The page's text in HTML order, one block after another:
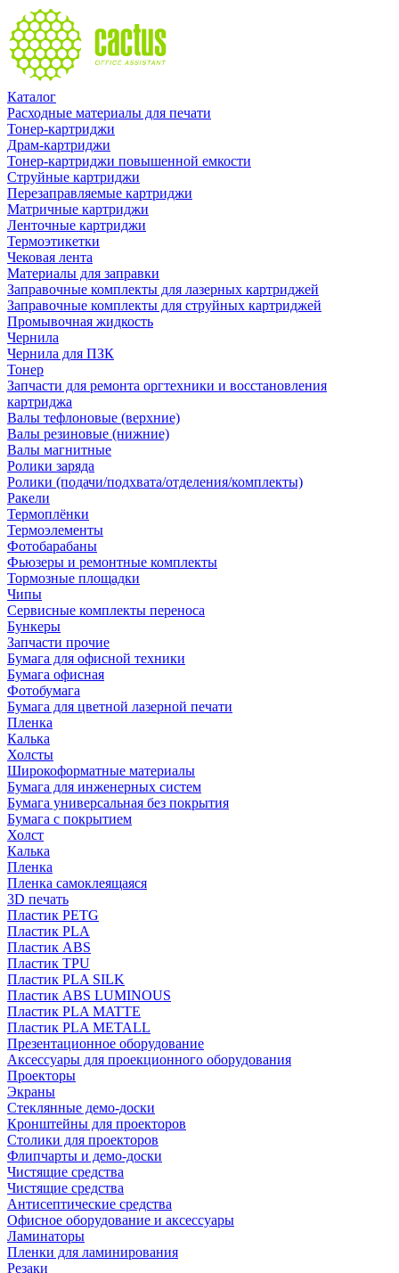
Каталог
Расходные материалы для печати
Тонер-картриджи
Драм-картриджи
Тонер-картриджи повышенной емкости
Струйные картриджи
Перезаправляемые картриджи
Матричные картриджи
Ленточные картриджи
Термоэтикетки
Чековая лента
Материалы для заправки
Заправочные комплекты для лазерных картриджей
Заправочные комплекты для струйных картриджей
Промывочная жидкость
Чернила
Чернила для ПЗК
Тонер
Запчасти для ремонта оргтехники и восстановления
картриджа
Валы тефлоновые (верхние)
Валы резиновые (нижние)
Валы магнитные
Ролики заряда
Ролики (подачи/подхвата/отделения/комплекты)
Ракели
Термоплёнки
Термоэлементы
Фотобарабаны
Фьюзеры и ремонтные комплекты
Тормозные площадки
Чипы
Сервисные комплекты переноса
Бункеры
Запчасти прочие
Бумага для офисной техники
Бумага офисная
Фотобумага
Бумага для цветной лазерной печати
Пленка
Калька
Холсты
Широкоформатные материалы
Бумага для инженерных систем
Бумага универсальная без покрытия
Бумага с покрытием
Холст
Калька
Пленка
Пленка самоклеящаяся
3D печать
Пластик PETG
Пластик PLA
Пластик ABS
Пластик TPU
Пластик PLA SILK
Пластик ABS LUMINOUS
Пластик PLA MATTE
Пластик PLA METALL
Презентационное оборудование
Аксессуары для проекционного оборудования
Проекторы
Экраны
Стеклянные демо-доски
Кронштейны для проекторов
Столики для проекторов
Флипчарты и демо-доски
Чистящие средства
Чистящие средства
Антисептические средства
Офисное оборудование и аксессуары
Ламинаторы
Пленки для ламинирования
Резаки